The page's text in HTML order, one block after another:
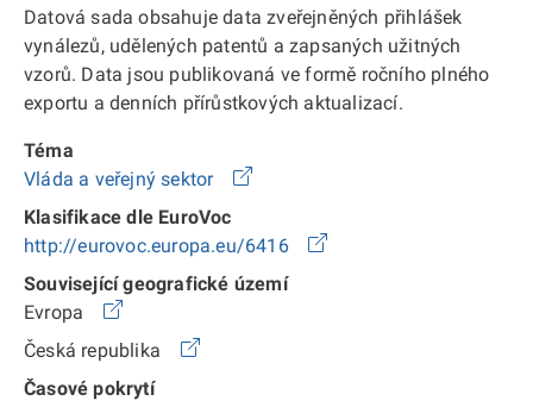
Datová sada obsahuje data zveřejněných přihlášek
vynálezů, udělených patentů a zapsaných užitných
vzorů. Data jsou publikovaná ve formě ročního plného
exportu a denních přírůstkových aktualizací.
Téma
Vláda a veřejný sektor
Klasifikace dle EuroVoc
http://eurovoc.europa.eu/6416
Související geografické území
Evropa
Česká republika
Časové pokrytí